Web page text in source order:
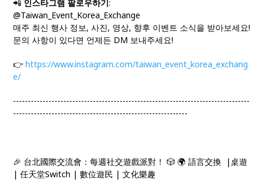
📲 인스타그램 팔로우하기:
@Taiwan_Event_Korea_Exchange
매주 최신 행사 정보, 사진, 영상, 향후 이벤트 소식을 받아보세요!
문의 사항이 있다면 언제든 DM 보내주세요!
👉https://www.instagram.com/taiwan_event_korea_exchang
e/
--------------------------------------------------------------------------------
-----------------------------------------------------------
🎉 台北國際交流會：每週社交遊戲派對！ 🎲 🌍 語言交換 |桌遊
| 任天堂Switch | 數位遊民 | 文化樂趣